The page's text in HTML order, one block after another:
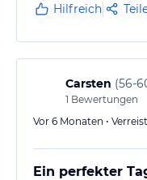
Hilfreich
Carsten (56-
1 Bewertungen
Vor 6 Monaten •
Ein perfekter